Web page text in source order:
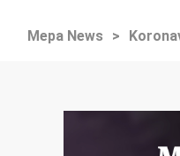
Mepa News >